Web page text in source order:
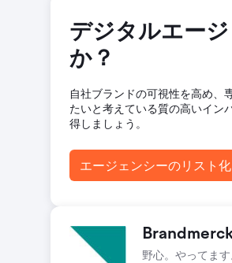
デジタルエー
か？
自社ブランドの可視性を高め、
たいと考えている質の高いイン
得しましょう。
エージェンシーのリスト化
野心。やってま